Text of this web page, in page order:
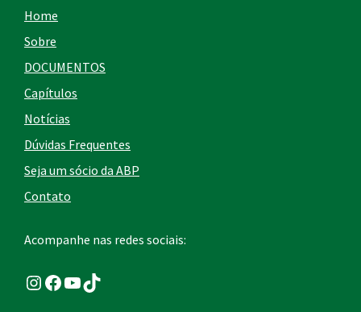
Home
Sobre
DOCUMENTOS
Capítulos
Notícias
Dúvidas Frequentes
Seja um sócio da ABP
Contato
Acompanhe nas redes sociais:
Instagram
Facebook
Youtube
TikTok